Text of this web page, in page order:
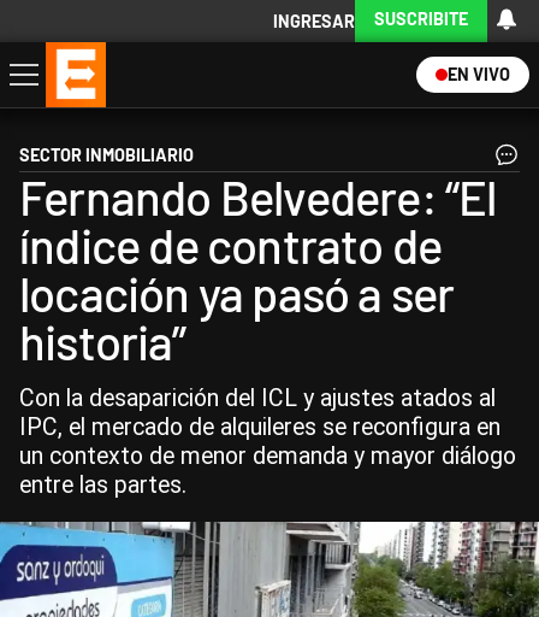
INGRESAR SUSCRIBITE
EN VIVO
Economía
Política
Internacional
Actualidad
Descargá la App
SECTOR INMOBILIARIO
Fernando Belvedere: “El
índice de contrato de
locación ya pasó a ser
historia”
Con la desaparición del ICL y ajustes atados al
IPC, el mercado de alquileres se reconfigura en
un contexto de menor demanda y mayor diálogo
entre las partes.